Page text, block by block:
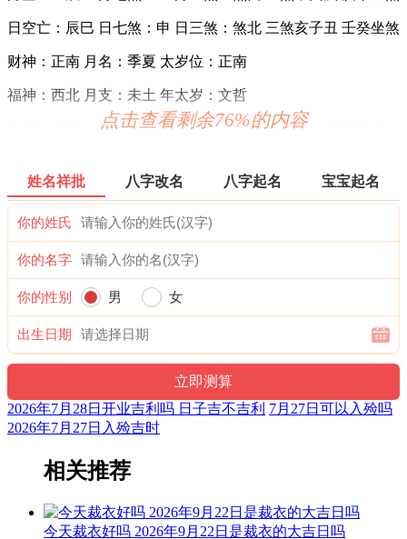
日空亡：辰巳 日七煞：申 日三煞：煞北 三煞亥子丑 壬癸坐煞
财神：正南 月名：季夏 太岁位：正南
福神：西北 月支：未土 年太岁：文哲
六曜：先胜 — 平(上午吉，下午凶)：依古籍观点，寓意上午
六曜，又称孔明六曜星、小六壬，是中国传统历法中的一种注
文。后来传至日本，并于当地流行，而在中国影响日渐式微。
喜神：正南 月令：乙未 日禄：亥命互禄 甲命进禄
十二值神：金匮 — 吉：俗称“大黄道日”。古籍云：福德星，
月仙星，亦称金柜。利释道用事，阍者女子用事，吉。宜嫁
娶，不宜整戎伍。
阳贵神：正东 月相：小望月 岁破位：正北
阴贵神：东南 物候：腐草为萤 犯太岁：马,鼠,牛,兔
易经卦象：天火同人 推荐吉时：子，寅，卯，午，未，酉
十二值日：危执位 — 吉：：俗称“小黄道日”。吉。依古籍观
点，此日万事皆凶。此为对“危”字的误解所致，危，本
地、出类拔萃也，故为黄道之日。
点击查看剩余76%的内容
姓名祥批 八字改名 八字起名 宝宝起名
你的姓氏
你的名字
你的性别 男 女
出生日期
2026年7月28日开业吉利吗 日子吉不吉利 7月27日可以入殓吗
2026年7月27日入殓吉时
相关推荐
今天裁衣好吗 2026年9月22日是裁衣的大吉日吗